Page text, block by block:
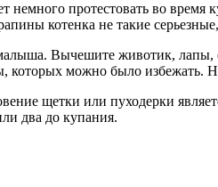
немного протестовать во время
котенка не такие
Вычешите животик, лапы,
которых можно было избежать.
щетки или пуходерки
два до купания.